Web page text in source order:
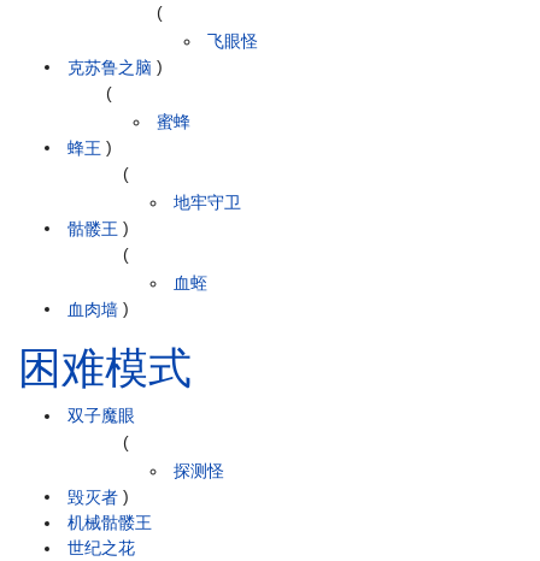
克苏鲁之脑
(
飞眼怪
)
蜂王
(
蜜蜂
)
骷髅王
(
地牢守卫
)
血肉墙
(
血蛭
)
困难模式
双子魔眼
毁灭者
(
探测怪
)
机械骷髅王
世纪之花